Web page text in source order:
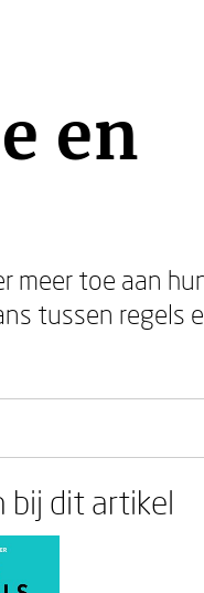
en
meer toe aan
tussen regels
bij dit artikel